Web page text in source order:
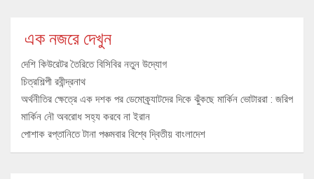
এক নজরে দেখুন
দেশি কিউরেটর তৈরিতে বিসিবির নতুন উদ্যোগ
চিত্রশিল্পী রবীন্দ্রনাথ
অর্থনীতির ক্ষেত্রে এক দশক পর ডেমোক্র্যাটদের দিকে ঝুঁকছে মার্কিন ভোটাররা : জরিপ
মার্কিন নৌ অবরোধ সহ্য করবে না ইরান
পোশাক রপ্তানিতে টানা পঞ্চমবার বিশ্বে দ্বিতীয় বাংলাদেশ